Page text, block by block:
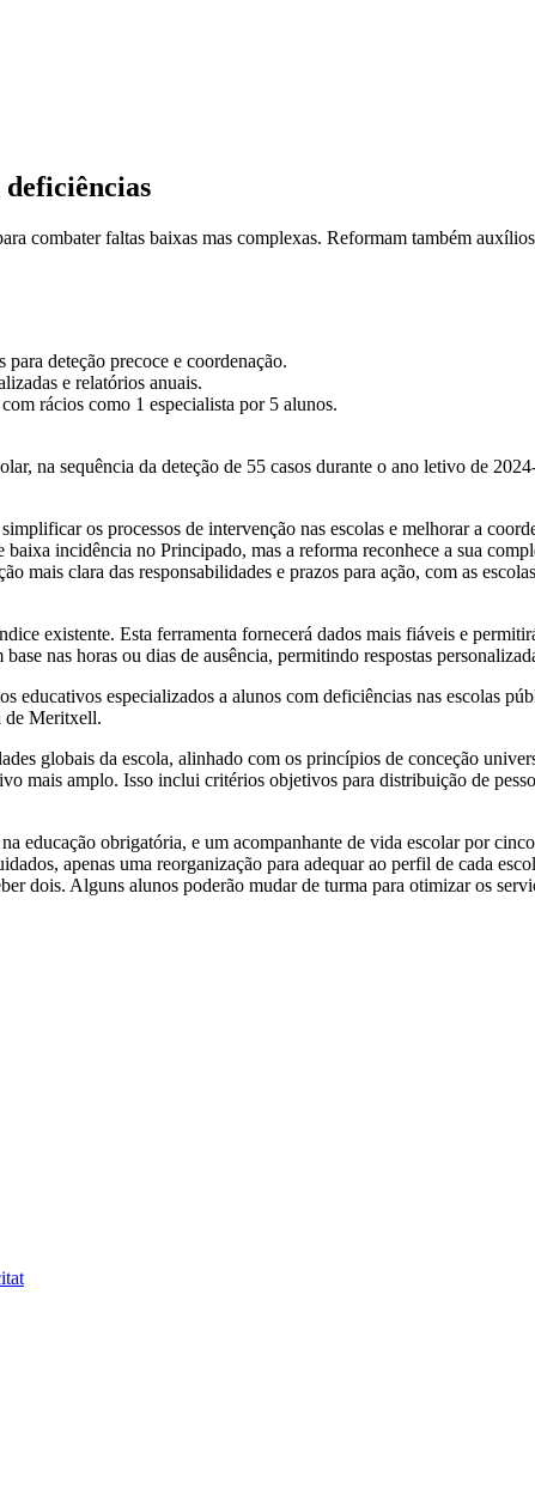
combater faltas baixas mas complexas. Reformam também
deteção precoce e coordenação.
e relatórios anuais.
rácios como 1 especialista por 5 alunos.
na sequência da deteção de 55 casos durante o ano letivo de
os processos de intervenção nas escolas e melhorar a
incidência no Principado, mas a reforma reconhece a sua
clara das responsabilidades e prazos para ação, com as
existente. Esta ferramenta fornecerá dados mais fiáveis e
nas horas ou dias de ausência, permitindo respostas
educativos especializados a alunos com deficiências nas escolas
de Meritxell.
globais da escola, alinhado com os princípios de conceção
mais amplo. Isso inclui critérios objetivos para distribuição de
educação obrigatória, e um acompanhante de vida escolar por
apenas uma reorganização para adequar ao perfil de cada
dois. Alguns alunos poderão mudar de turma para otimizar os